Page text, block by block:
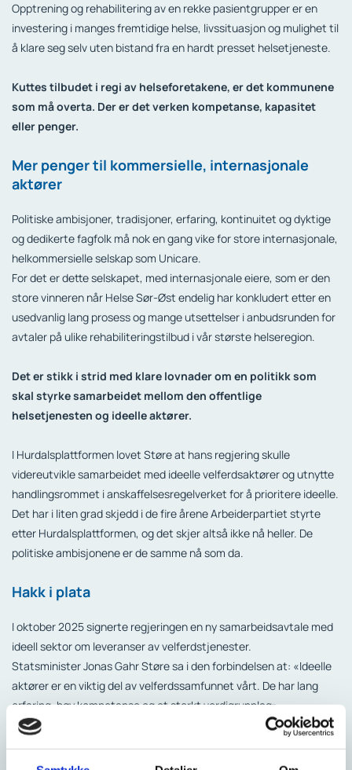
Opptrening og rehabilitering av en rekke pasientgrupper er en
investering i manges fremtidige helse, livssituasjon og mulighet til
å klare seg selv uten bistand fra en hardt presset helsetjeneste.
Kuttes tilbudet i regi av helseforetakene, er det kommunene
som må overta. Der er det verken kompetanse, kapasitet
eller penger.
Mer penger til kommersielle, internasjonale
aktører
Politiske ambisjoner, tradisjoner, erfaring, kontinuitet og dyktige
og dedikerte fagfolk må nok en gang vike for store internasjonale,
helkommersielle selskap som Unicare.
For det er dette selskapet, med internasjonale eiere, som er den
store vinneren når Helse Sør-Øst endelig har konkludert etter en
usedvanlig lang prosess og mange utsettelser i anbudsrunden for
avtaler på ulike rehabiliteringstilbud i vår største helseregion.
Det er stikk i strid med klare lovnader om en politikk som
skal styrke samarbeidet mellom den offentlige
helsetjenesten og ideelle aktører.
I Hurdalsplattformen lovet Støre at hans regjering skulle
videreutvikle samarbeidet med ideelle velferdsaktører og utnytte
handlingsrommet i anskaffelsesregelverket for å prioritere ideelle.
Det har i liten grad skjedd i de fire årene Arbeiderpartiet styrte
etter Hurdalsplattformen, og det skjer altså ikke nå heller. De
politiske ambisjonene er de samme nå som da.
Hakk i plata
I oktober 2025 signerte regjeringen en ny samarbeidsavtale med
ideell sektor om leveranser av velferdstjenester.
Statsminister Jonas Gahr Støre sa i den forbindelsen at: «Ideelle
aktører er en viktig del av velferdssamfunnet vårt. De har lang
erfaring, høy kompetanse og et sterkt verdigrunnlag».
samme mange ganger.